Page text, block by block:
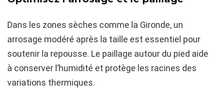
Dans les zones sèches comme la Gironde, un
arrosage modéré après la taille est essentiel pour
soutenir la repousse. Le paillage autour du pied aide
à conserver l’humidité et protège les racines des
variations thermiques.